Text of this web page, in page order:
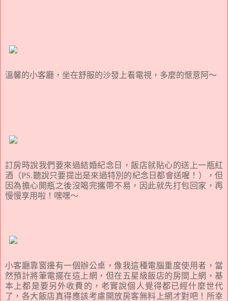
溫馨的小客廳，坐在舒服的沙發上看電視，多麼的愜意阿～
訂房時說我們要來過結婚紀念日，飯店就貼心的送上一瓶紅
酒（PS.聽說只要提出是來過特別的紀念日都會送喔！），但
因為擔心開瓶之後沒喝完攜帶不易，因此就先打包回家，再
慢慢享用啦！嘿嘿～
小客廳靠窗邊有一個辦公桌，像我這種電腦重度使用者，當
然預計將筆電擺在這上網，但在五星級飯店的房間上網，基
本上都是要另外收費的，老實說個人覺得都已經什麼世代
了，各大飯店真得應該考慮開放房客無料上網才對吧！所幸